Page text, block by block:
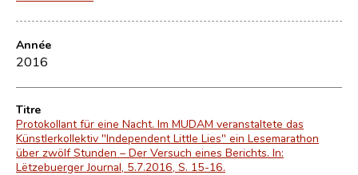
Année
2016
Titre
Protokollant für eine Nacht. Im MUDAM veranstaltete das
Künstlerkollektiv "Independent Little Lies" ein Lesemarathon
über zwölf Stunden – Der Versuch eines Berichts. In:
Lëtzebuerger Journal, 5.7.2016, S. 15-16.